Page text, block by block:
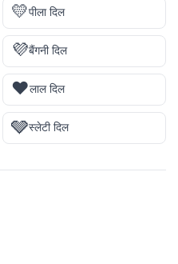
💛पीला दिल
💜बैंगनी दिल
❤️लाल दिल
🩶स्लेटी दिल